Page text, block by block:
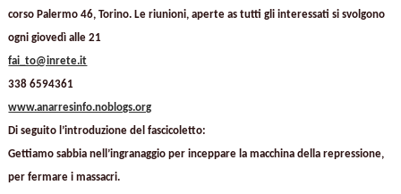
corso Palermo 46, Torino. Le riunioni, aperte as tutti gli interessati si svolgono
ogni giovedì alle 21
fai_to@inrete.it
338 6594361
www.anarresinfo.noblogs.org
Di seguito l’introduzione del fascicoletto:
Gettiamo sabbia nell’ingranaggio per inceppare la macchina della repressione,
per fermare i massacri.